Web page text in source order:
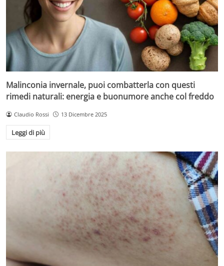
Malinconia invernale, puoi combatterla con questi
rimedi naturali: energia e buonumore anche col freddo
Claudio Rossi 13 Dicembre 2025
Leggi di più